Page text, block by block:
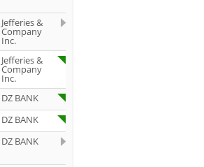
Jefferies &
Company
Inc.
Jefferies &
Company
Inc.
DZ BANK
DZ BANK
DZ BANK